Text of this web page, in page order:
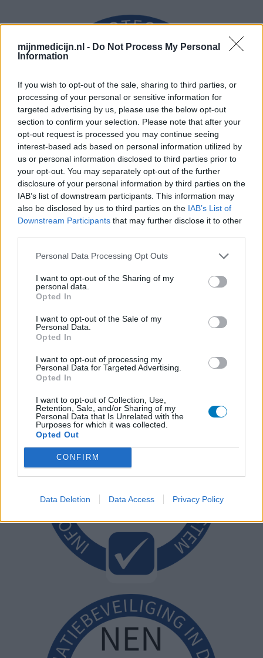
mijnmedicijn.nl - Do Not Process My Personal
Information
If you wish to opt-out of the sale, sharing to third parties, or
processing of your personal or sensitive information for
targeted advertising by us, please use the below opt-out
section to confirm your selection. Please note that after your
opt-out request is processed you may continue seeing
interest-based ads based on personal information utilized by
us or personal information disclosed to third parties prior to
your opt-out. You may separately opt-out of the further
disclosure of your personal information by third parties on the
IAB’s list of downstream participants. This information may
also be disclosed by us to third parties on the IAB’s List of
Downstream Participants that may further disclose it to other
Personal Data Processing Opt Outs
I want to opt-out of the Sharing of my
personal data.
Opted In
I want to opt-out of the Sale of my
Personal Data.
Opted In
I want to opt-out of processing my
Personal Data for Targeted Advertising.
Opted In
I want to opt-out of Collection, Use,
Retention, Sale, and/or Sharing of my
Personal Data that Is Unrelated with the
Purposes for which it was collected.
Opted Out
CONFIRM
Data Deletion Data Access Privacy Policy